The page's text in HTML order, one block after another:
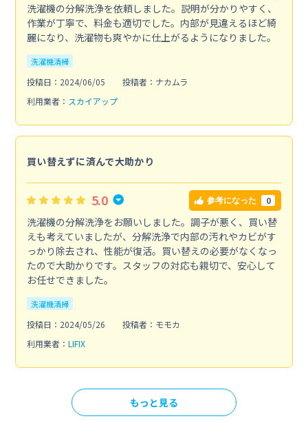
洗濯機の分解洗浄を依頼しました。説明が分かりやすく、
作業が丁寧で、料金も適切でした。内部が見違えるほど綺
麗になり、洗濯物も爽やかに仕上がるようになりました。
洗濯機清掃
投稿日：2024/06/05
投稿者：ナカムラ
利用業者： スカイアップ
買い替えずに済んで大助かり
5.0 参考になった 0
洗濯機の分解洗浄をお願いしました。調子が悪く、買い替
えも考えていましたが、分解洗浄で内部の汚れやカビがす
っかり除去され、性能が復活。買い替えの必要がなくなっ
たので大助かりです。スタッフの対応も親切で、安心して
お任せできました。
洗濯機清掃
投稿日：2024/05/26
投稿者：モモカ
利用業者： LIFIX
もっと見る